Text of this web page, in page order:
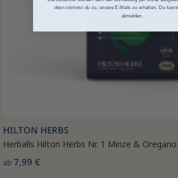
HILTON HERBS
Herballs Hilton Herbs Nr. 1 Minze & Oregano
ab 7,99 €
oben stimmst du zu, unsere E-Mails zu erhalten. Du
abmelden.